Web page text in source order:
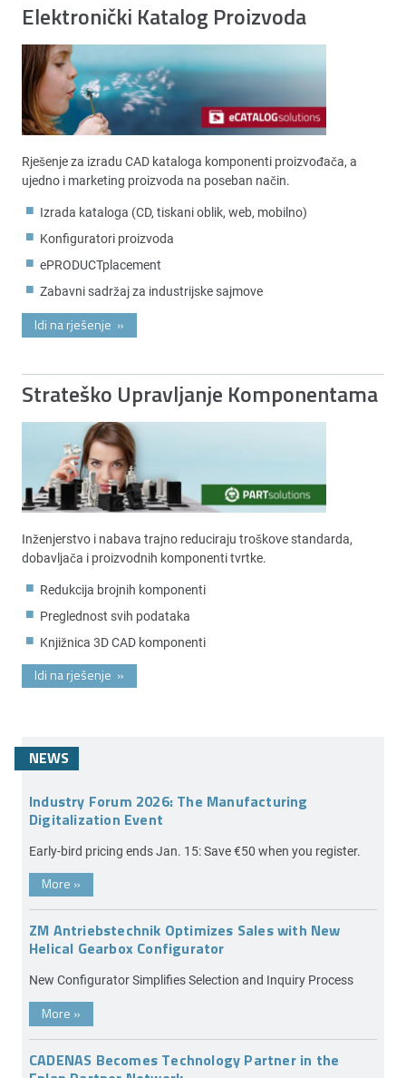
Elektronički Katalog Proizvoda
Rješenje za izradu CAD kataloga komponenti proizvođača, a
ujedno i marketing proizvoda na poseban način.
Izrada kataloga (CD, tiskani oblik, web, mobilno)
Konfiguratori proizvoda
ePRODUCTplacement
Zabavni sadržaj za industrijske sajmove
Idi na rješenje »
Strateško Upravljanje Komponentama
Inženjerstvo i nabava trajno reduciraju troškove standarda,
dobavljača i proizvodnih komponenti tvrtke.
Redukcija brojnih komponenti
Preglednost svih podataka
Knjižnica 3D CAD komponenti
Idi na rješenje »
NEWS
Industry Forum 2026: The Manufacturing
Digitalization Event
Early-bird pricing ends Jan. 15: Save €50 when you register.
More »
ZM Antriebstechnik Optimizes Sales with New
Helical Gearbox Configurator
New Configurator Simplifies Selection and Inquiry Process
More »
CADENAS Becomes Technology Partner in the